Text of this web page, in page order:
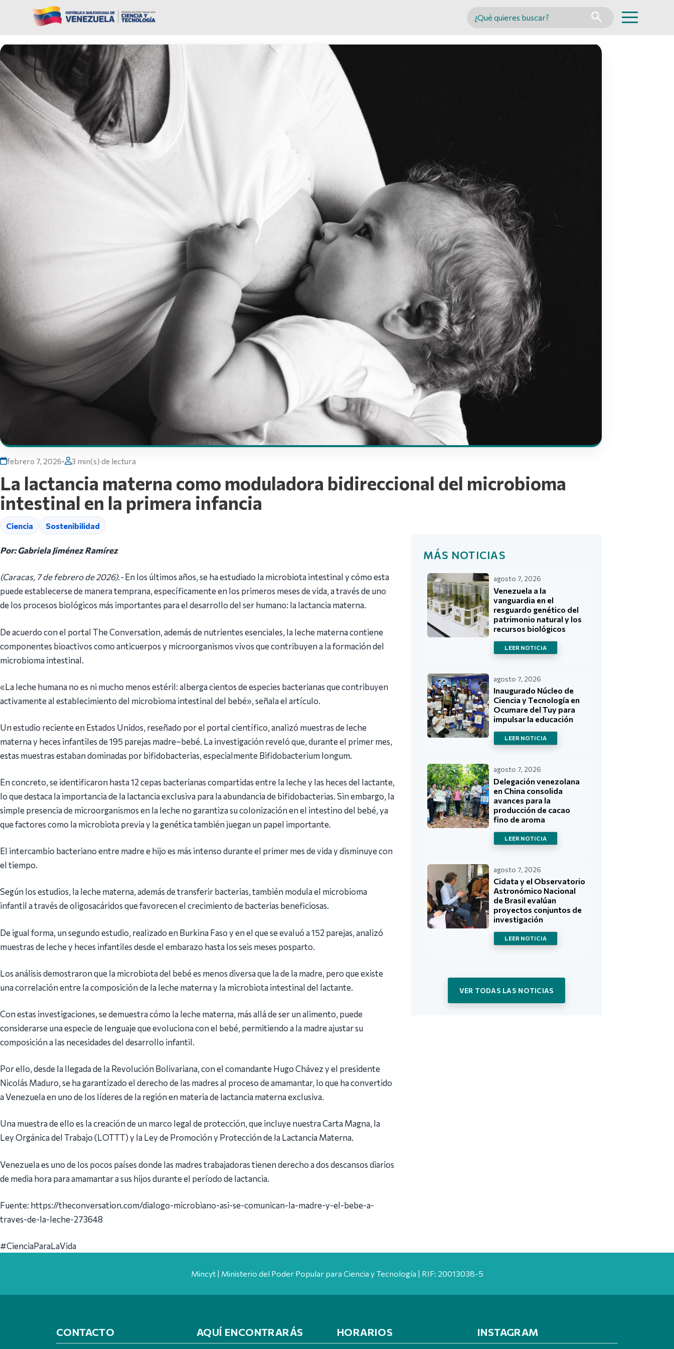
Buscar en MINCYT
febrero 7, 2026• 3 min(s) de lectura
La lactancia materna como moduladora bidireccional del microbioma
intestinal en la primera infancia
Ciencia Sostenibilidad
Por: Gabriela Jiménez Ramírez
(Caracas, 7 de febrero de 2026).-En los últimos años, se ha estudiado la microbiota intestinal y cómo esta
puede establecerse de manera temprana, específicamente en los primeros meses de vida, a través de uno
de los procesos biológicos más importantes para el desarrollo del ser humano: la lactancia materna.
De acuerdo con el portal The Conversation, además de nutrientes esenciales, la leche materna contiene
componentes bioactivos como anticuerpos y microorganismos vivos que contribuyen a la formación del
microbioma intestinal.
«La leche humana no es ni mucho menos estéril: alberga cientos de especies bacterianas que contribuyen
activamente al establecimiento del microbioma intestinal del bebé», señala el artículo.
Un estudio reciente en Estados Unidos, reseñado por el portal científico, analizó muestras de leche
materna y heces infantiles de 195 parejas madre–bebé. La investigación reveló que, durante el primer mes,
estas muestras estaban dominadas por bifidobacterias, especialmente Bifidobacterium longum.
En concreto, se identificaron hasta 12 cepas bacterianas compartidas entre la leche y las heces del lactante,
lo que destaca la importancia de la lactancia exclusiva para la abundancia de bifidobacterias. Sin embargo, la
simple presencia de microorganismos en la leche no garantiza su colonización en el intestino del bebé, ya
que factores como la microbiota previa y la genética también juegan un papel importante.
El intercambio bacteriano entre madre e hijo es más intenso durante el primer mes de vida y disminuye con
el tiempo.
Según los estudios, la leche materna, además de transferir bacterias, también modula el microbioma
infantil a través de oligosacáridos que favorecen el crecimiento de bacterias beneficiosas.
De igual forma, un segundo estudio, realizado en Burkina Faso y en el que se evaluó a 152 parejas, analizó
muestras de leche y heces infantiles desde el embarazo hasta los seis meses posparto.
Los análisis demostraron que la microbiota del bebé es menos diversa que la de la madre, pero que existe
una correlación entre la composición de la leche materna y la microbiota intestinal del lactante.
Con estas investigaciones, se demuestra cómo la leche materna, más allá de ser un alimento, puede
considerarse una especie de lenguaje que evoluciona con el bebé, permitiendo a la madre ajustar su
composición a las necesidades del desarrollo infantil.
Por ello, desde la llegada de la Revolución Bolivariana, con el comandante Hugo Chávez y el presidente
Nicolás Maduro, se ha garantizado el derecho de las madres al proceso de amamantar, lo que ha convertido
a Venezuela en uno de los líderes de la región en materia de lactancia materna exclusiva.
Una muestra de ello es la creación de un marco legal de protección, que incluye nuestra Carta Magna, la
Ley Orgánica del Trabajo (LOTTT) y la Ley de Promoción y Protección de la Lactancia Materna.
Venezuela es uno de los pocos países donde las madres trabajadoras tienen derecho a dos descansos diarios
de media hora para amamantar a sus hijos durante el período de lactancia.
Fuente: https://theconversation.com/dialogo-microbiano-asi-se-comunican-la-madre-y-el-bebe-a-
traves-de-la-leche-273648
#CienciaParaLaVida
MÁS NOTICIAS
agosto 7, 2026
Venezuela a la
vanguardia en el
resguardo genético del
patrimonio natural y los
recursos biológicos
LEER NOTICIA
agosto 7, 2026
Inaugurado Núcleo de
Ciencia y Tecnología en
Ocumare del Tuy para
impulsar la educación
LEER NOTICIA
agosto 7, 2026
Delegación venezolana
en China consolida
avances para la
producción de cacao
fino de aroma
LEER NOTICIA
agosto 7, 2026
Cidata y el Observatorio
Astronómico Nacional
de Brasil evalúan
proyectos conjuntos de
investigación
LEER NOTICIA
VER TODAS LAS NOTICIAS
Mincyt | Ministerio del Poder Popular para Ciencia y Tecnología | RIF: 20013038-5
CONTACTO AQUÍ ENCONTRARÁS HORARIOS INSTAGRAM